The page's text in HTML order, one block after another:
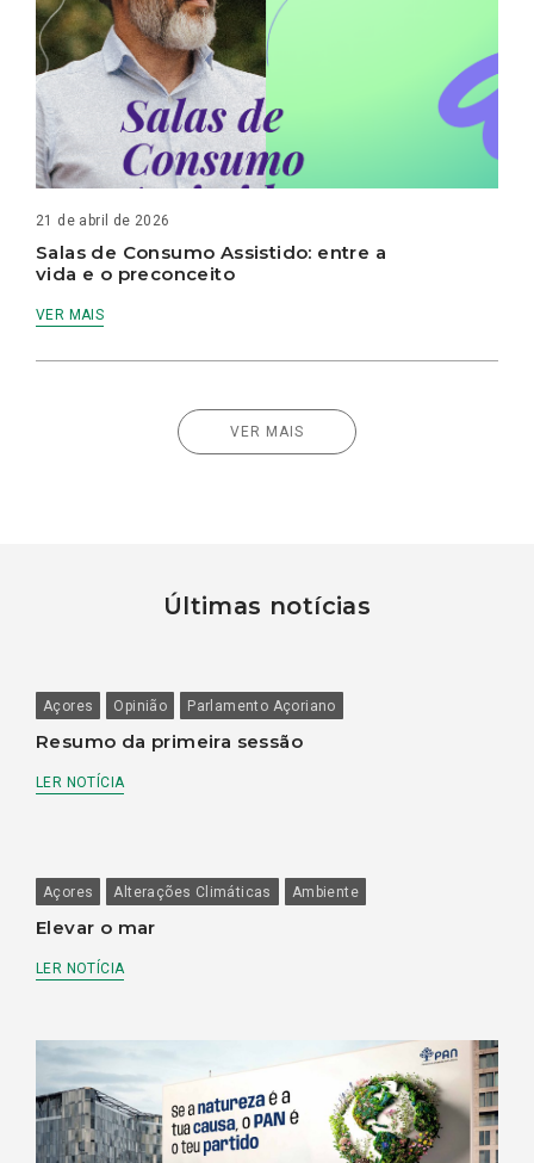
21 de abril de 2026
Salas de Consumo Assistido: entre a
vida e o preconceito
VER MAIS
VER MAIS
Últimas notícias
Açores Opinião Parlamento Açoriano
Resumo da primeira sessão
LER NOTÍCIA
Açores Alterações Climáticas Ambiente
Elevar o mar
LER NOTÍCIA